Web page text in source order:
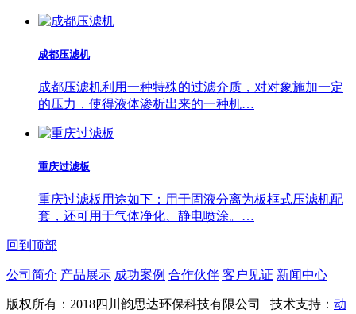
成都压滤机
成都压滤机利用一种特殊的过滤介质，对对象施加一定
的压力，使得液体渗析出来的一种机…
重庆过滤板
重庆过滤板用途如下：用于固液分离为板框式压滤机配
套，还可用于气体净化、静电喷涂。…
回到顶部
公司简介 产品展示 成功案例 合作伙伴 客户见证 新闻中心
版权所有：2018四川韵思达环保科技有限公司 技术支持： 动